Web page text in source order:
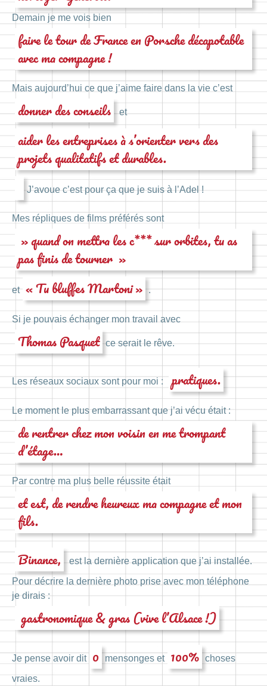
Demain je me vois bien
faire le tour de France en Porsche décapotable
avec ma compagne !
Mais aujourd’hui ce que j’aime faire dans la vie c’est
donner des conseils et
aider les entreprises à s’orienter vers des
projets qualitatifs et durables.
J’avoue c’est pour ça que je suis à l’Adel !
Mes répliques de films préférés sont
» quand on mettra les c*** sur orbites, tu as
pas finis de tourner »
et « Tu bluffes Martoni » .
Si je pouvais échanger mon travail avec
Thomas Pasquet ce serait le rêve.
Les réseaux sociaux sont pour moi : pratiques.
Le moment le plus embarrassant que j’ai vécu était :
de rentrer chez mon voisin en me trompant
d’étage…
Par contre ma plus belle réussite était
et est, de rendre heureux ma compagne et mon
fils.
Binance,
est la dernière application que j’ai installée.
Pour décrire la dernière photo prise avec mon téléphone
je dirais :
gastronomique & gras (vive l’Alsace !)
Je pense avoir dit 0 mensonges et 100% choses
vraies.